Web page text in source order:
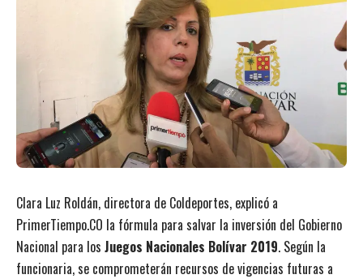
Clara Luz Roldán, directora de Coldeportes, explicó a
PrimerTiempo.CO la fórmula para salvar la inversión del Gobierno
Nacional para los Juegos Nacionales Bolívar 2019. Según la
funcionaria, se comprometerán recursos de vigencias futuras a